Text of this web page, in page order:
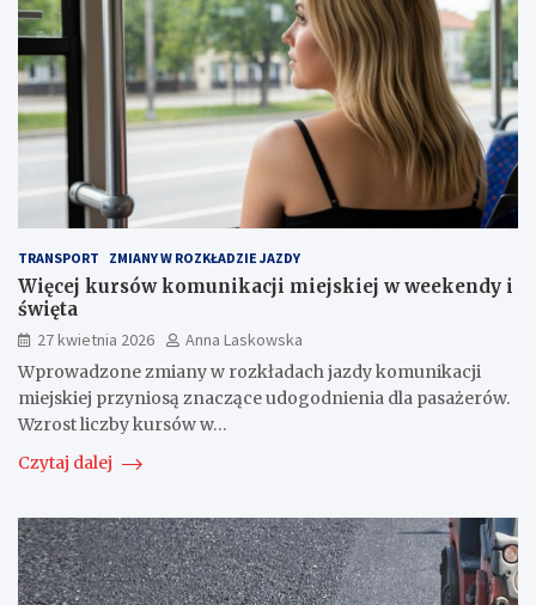
TRANSPORT ZMIANY W ROZKŁADZIE JAZDY
Więcej kursów komunikacji miejskiej w weekendy i
święta
27 kwietnia 2026
Anna Laskowska
Wprowadzone zmiany w rozkładach jazdy komunikacji
miejskiej przyniosą znaczące udogodnienia dla pasażerów.
Wzrost liczby kursów w…
Czytaj dalej